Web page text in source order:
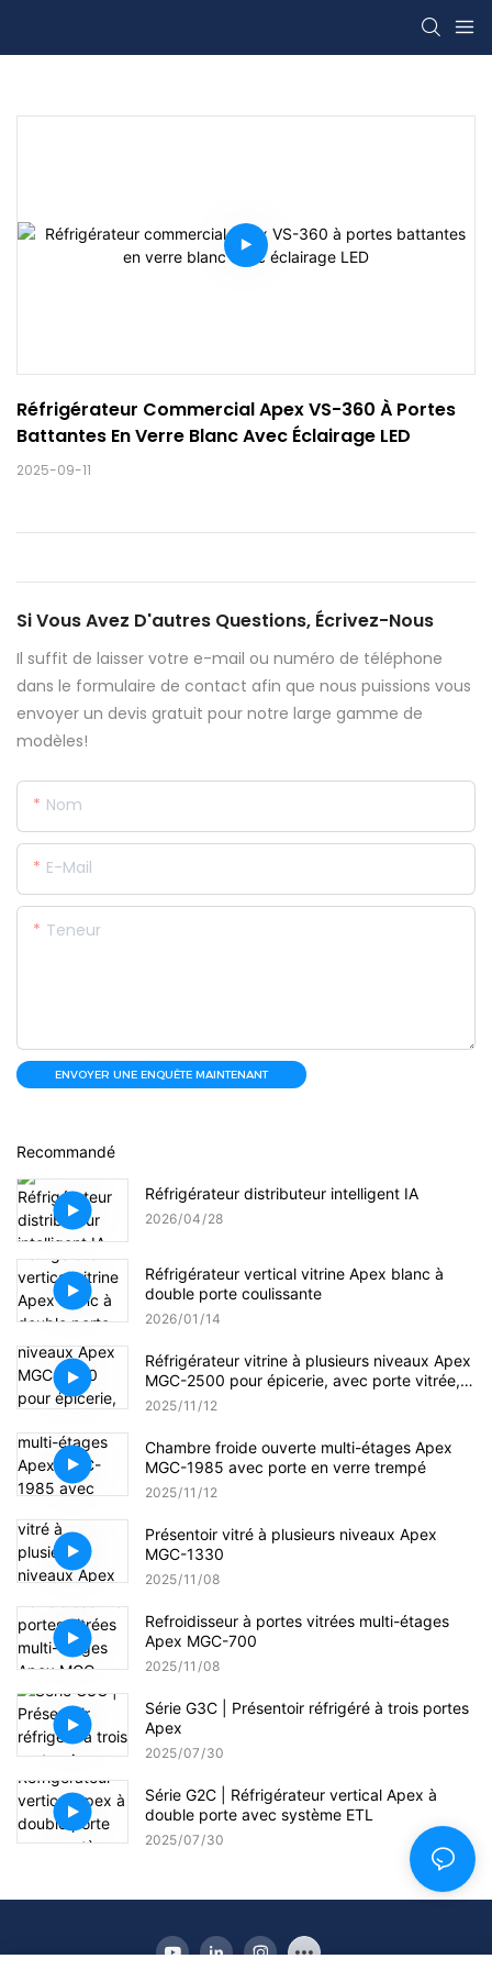
Réfrigérateur Commercial Apex VS-360 À Portes
Battantes En Verre Blanc Avec Éclairage LED
2025-09-11
Si Vous Avez D'autres Questions, Écrivez-Nous
Il suffit de laisser votre e-mail ou numéro de téléphone
dans le formulaire de contact afin que nous puissions vous
envoyer un devis gratuit pour notre large gamme de
modèles!
Nom
E-Mail
Teneur
ENVOYER UNE ENQUÊTE MAINTENANT
Recommandé
Réfrigérateur distributeur intelligent IA
2026 04 28
Réfrigérateur vertical vitrine Apex blanc à
double porte coulissante
2026 01 14
Réfrigérateur vitrine à plusieurs niveaux Apex
MGC-2500 pour épicerie, avec porte vitrée, à
brancher sur secteur.
2025 11 12
Chambre froide ouverte multi-étages Apex
MGC-1985 avec porte en verre trempé
2025 11 12
Présentoir vitré à plusieurs niveaux Apex
MGC-1330
2025 11 08
Refroidisseur à portes vitrées multi-étages
Apex MGC-700
2025 11 08
Série G3C | Présentoir réfrigéré à trois portes
Apex
2025 07 30
Série G2C | Réfrigérateur vertical Apex à
double porte avec système ETL
2025 07 30